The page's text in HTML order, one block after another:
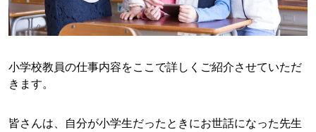
小学校教員の仕事内容をここで詳しくご紹介させていただ
きます。
皆さんは、自分が小学生だったときにお世話になった先生